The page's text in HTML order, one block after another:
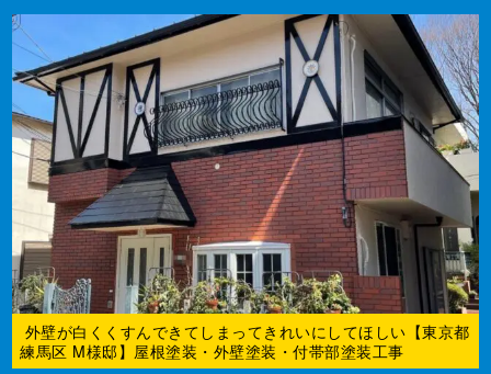
外壁が白くくすんできてしまってきれいにしてほしい【東京都
練馬区 M様邸】屋根塗装・外壁塗装・付帯部塗装工事